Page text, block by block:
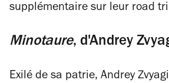
supplémentaire sur leur road
Minotaure, d'Andrey
Exilé de sa patrie, Andrey